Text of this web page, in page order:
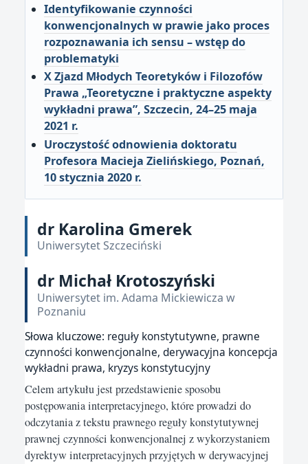
Identyfikowanie czynności
konwencjonalnych w prawie jako proces
rozpoznawania ich sensu – wstęp do
problematyki
X Zjazd Młodych Teoretyków i Filozofów
Prawa „Teoretyczne i praktyczne aspekty
wykładni prawa”, Szczecin, 24–25 maja
2021 r.
Uroczystość odnowienia doktoratu
Profesora Macieja Zielińskiego, Poznań,
10 stycznia 2020 r.
dr Karolina Gmerek
Uniwersytet Szczeciński
dr Michał Krotoszyński
Uniwersytet im. Adama Mickiewicza w
Poznaniu
Słowa kluczowe: reguły konstytutywne, prawne
czynności konwencjonalne, derywacyjna koncepcja
wykładni prawa, kryzys konstytucyjny
Celem artykułu jest przedstawienie sposobu
postępowania interpretacyjnego, które prowadzi do
odczytania z tekstu prawnego reguły konstytutywnej
prawnej czynności konwencjonalnej z wykorzystaniem
dyrektyw interpretacyjnych przyjętych w derywacyjnej